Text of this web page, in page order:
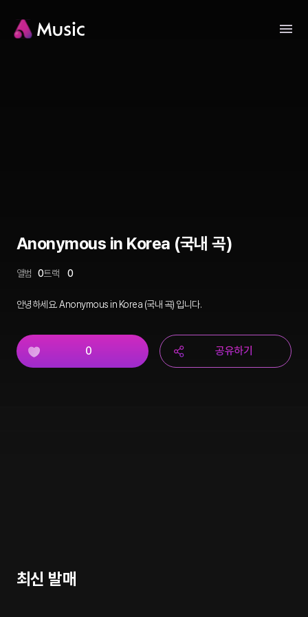
Anonymous in Korea (국내 곡)
앨범 0트랙 0
안녕하세요. Anonymous in Korea (국내 곡) 입니다.
0 공유하기
최신 발매